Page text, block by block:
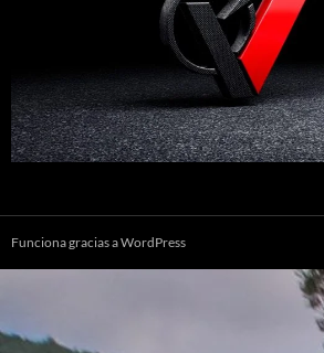
Funciona gracias a WordPress